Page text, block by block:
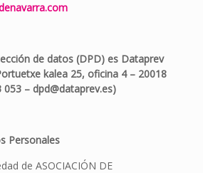
de datos (DPD) es Dataprev
kalea 25, oficina 4 – 20018
– dpd@dataprev.es)
Personales
de ASOCIACIÓN DE